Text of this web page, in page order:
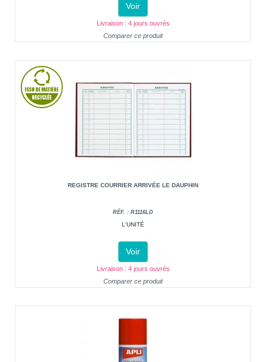
Voir
Livraison : 4 jours ouvrés
Comparer ce produit
REGISTRE COURRIER ARRIVÉE LE DAUPHIN
RÉF. : R1116LD
L'UNITÉ
Voir
Livraison : 4 jours ouvrés
Comparer ce produit